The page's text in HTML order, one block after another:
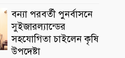
বন্যা পরবর্তী পুনর্বাসনে
সুইজারল্যান্ডের
সহযোগিতা চাইলেন কৃষি
উপদেষ্টা